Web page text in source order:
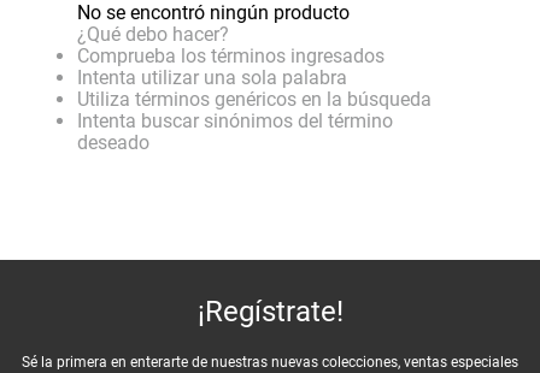
No se encontró ningún producto
¿Qué debo hacer?
Comprueba los términos ingresados
Intenta utilizar una sola palabra
Utiliza términos genéricos en la búsqueda
Intenta buscar sinónimos del término
deseado
¡Regístrate!
Sé la primera en enterarte de nuestras nuevas colecciones, ventas especiales